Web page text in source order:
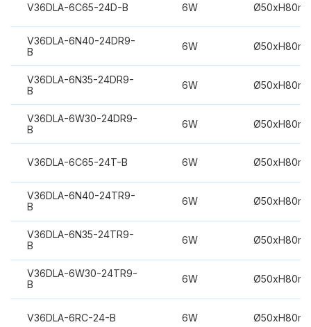
V36DLA-6C65-24D-B 6W
V36DLA-6N40-24DR9-
B
6W
V36DLA-6N35-24DR9-
B
6W
V36DLA-6W30-24DR9-
B
6W
V36DLA-6C65-24T-B 6W
V36DLA-6N40-24TR9-
B
6W
V36DLA-6N35-24TR9-
B
6W
V36DLA-6W30-24TR9-
B
6W
V36DLA-6RC-24-B 6W